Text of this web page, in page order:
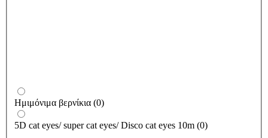
Ημιμόνιμα βερνίκια (0)
5D cat eyes/ super cat eyes/ Disco cat eyes 10m (0)